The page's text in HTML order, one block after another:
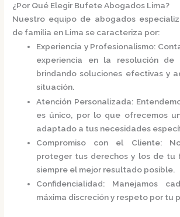
¿Por Qué Elegir Bufete Abogados Lima?
Nuestro equipo de abogados
de familia en Lima se caracteriza por:
Experiencia y Profesionalismo:
experiencia en la resolución de
brindando soluciones efectivas y
situación.
Atención Personalizada:
es único, por lo que ofrecemos
adaptado a tus necesidades
Compromiso con el Cliente:
proteger tus derechos y los de tu
siempre el mejor resultado posible.
Confidencialidad: Manejamos
máxima discreción y respeto por tu